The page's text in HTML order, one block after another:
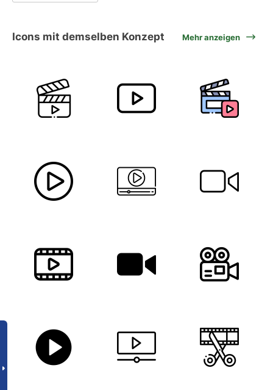
Icons mit demselben Konzept Mehr anzeigen